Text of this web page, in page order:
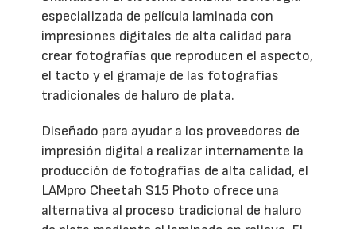
especializada de película laminada con
impresiones digitales de alta calidad para
crear fotografías que reproducen el aspecto,
el tacto y el gramaje de las fotografías
tradicionales de haluro de plata.
Diseñado para ayudar a los proveedores de
impresión digital a realizar internamente la
producción de fotografías de alta calidad, el
LAMpro Cheetah S15 Photo ofrece una
alternativa al proceso tradicional de haluro